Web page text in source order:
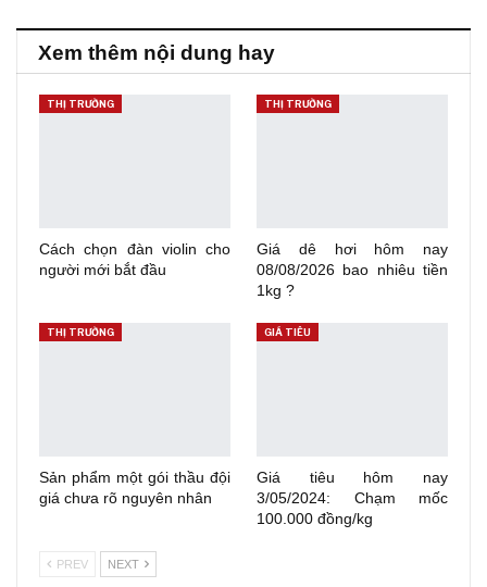
Xem thêm nội dung hay
THỊ TRƯỜNG
Cách chọn đàn violin cho
người mới bắt đầu
THỊ TRƯỜNG
Giá dê hơi hôm nay
08/08/2026 bao nhiêu tiền
1kg ?
THỊ TRƯỜNG
Sản phẩm một gói thầu đội
giá chưa rõ nguyên nhân
GIÁ TIÊU
Giá tiêu hôm nay
3/05/2024: Chạm mốc
100.000 đồng/kg
PREV NEXT